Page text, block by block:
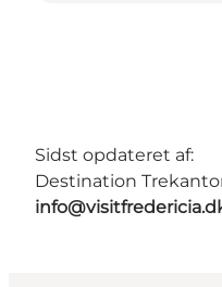
Sidst opdateret af:
Destination